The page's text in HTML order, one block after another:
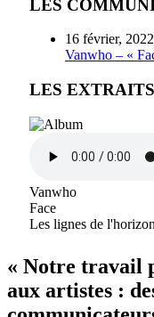
LES
16 février, 2022
Vanwho – «
LES EXTRAITS
Vanwho
Face
Les lignes de l'horizon
« Notre travail
aux artistes :